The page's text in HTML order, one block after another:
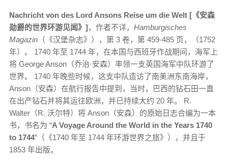
Nachricht von des Lord Ansons Reise um die Welt [《安森
勋爵的世界环游见闻》]，作者不详， Hamburgisches
Magazin （《汉堡杂志》），第 3 卷，第 459-485 页，（1752
年）。 1740 年至 1744 年，在本国与西班牙作战期间，海军上
将 George Anson（乔治·安森）率领一支英国海军中队环游了
世界。 1740 年晚些时候，这支中队造访了南美洲东南海岸，
Anson（安森）在航行报告中提到，当时，巴西的钻石田一直
在出产钻石并将其运往欧洲，并已持续大约 20 年。 R.
Walter（R. 沃尔特）将 Anson（安森）的原始日志合编为一本
书，书名为 “A Voyage Around the World in the Years 1740
to 1744”（《1740 年至 1744 年环游世界之旅》），并且于
1853 年出版。